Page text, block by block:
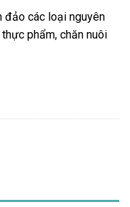
đảo các loại nguyên
phẩm, chăn nuôi